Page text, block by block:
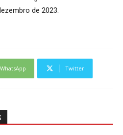
de 2023.
WhatsApp Twitter